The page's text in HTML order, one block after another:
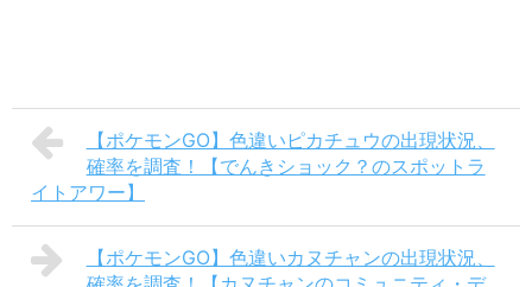
【ポケモンGO】色違いピカチュウの出現状況、
確率を調査！【でんきショック？のスポットラ
イトアワー】
【ポケモンGO】色違いカヌチャンの出現状況、